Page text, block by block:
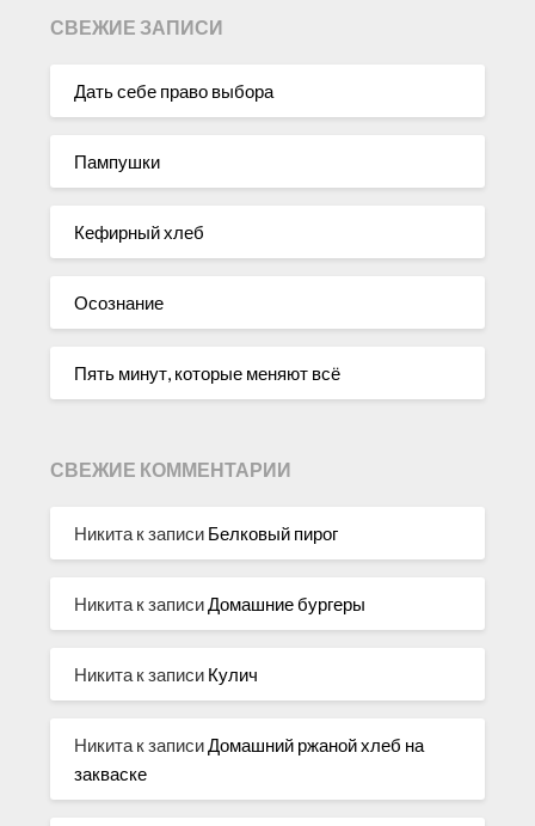
СВЕЖИЕ ЗАПИСИ
Дать себе право выбора
Пампушки
Кефирный хлеб
Осознание
Пять минут, которые меняют всё
СВЕЖИЕ КОММЕНТАРИИ
Никита к записи Белковый пирог
Никита к записиДомашние бургеры
Никита к записи Кулич
Никита к записиДомашний ржаной хлеб на
закваске